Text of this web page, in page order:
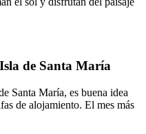
de Santa María
Santa María, es buena idea
de alojamiento. El mes más